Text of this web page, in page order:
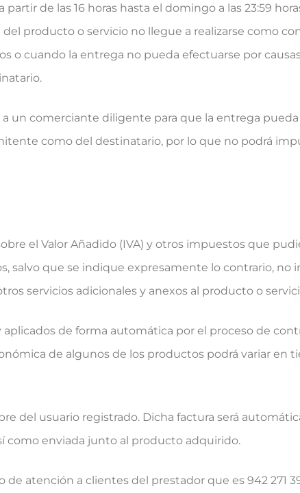
de las 16 horas hasta el domingo a las 23:59
producto o servicio no llegue a realizarse como
o cuando la entrega no pueda efectuarse por
un comerciante diligente para que la entrega
como del destinatario, por lo que no podrá
el Valor Añadido (IVA) y otros impuestos que
salvo que se indique expresamente lo contrario, no
servicios adicionales y anexos al producto o
de forma automática por el proceso de
de algunos de los productos podrá variar en
del usuario registrado. Dicha factura será
como enviada junto al producto adquirido.
atención a clientes del prestador que es 942 271